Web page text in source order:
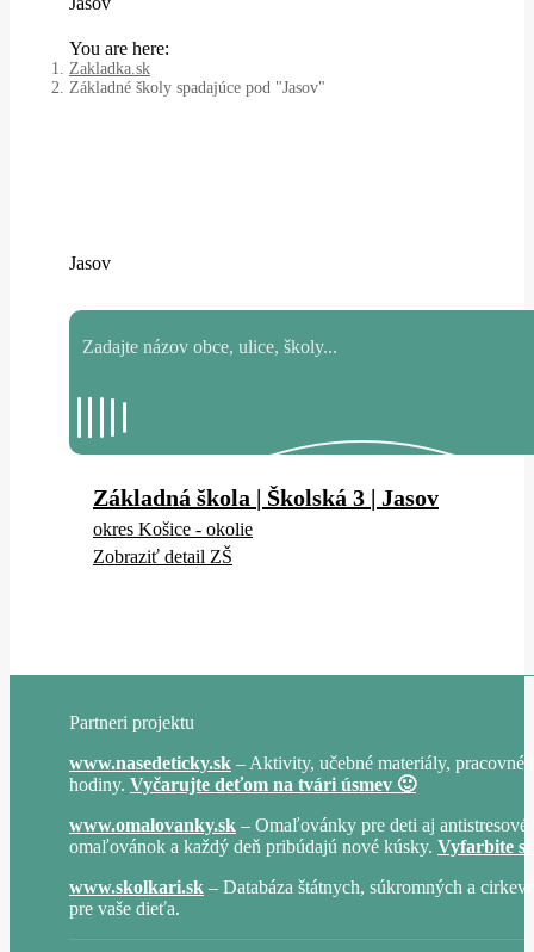
You are here:
Zakladka.sk
Základné školy spadajúce pod "Jasov"
Jasov
Základná škola | Školská 3 | Jasov
okres Košice - okolie
Zobraziť detail ZŠ
Partneri projektu
www.nasedeticky.sk – Aktivity, učebné materiály,
hodiny. Vyčarujte deťom na tvári úsmev 🙂
www.omalovanky.sk – Omaľovánky pre deti aj
omaľovánok a každý deň pribúdajú nové kúsky. Vyfarbite si
www.skolkari.sk – Databáza štátnych, súkromných a
pre vaše dieťa.